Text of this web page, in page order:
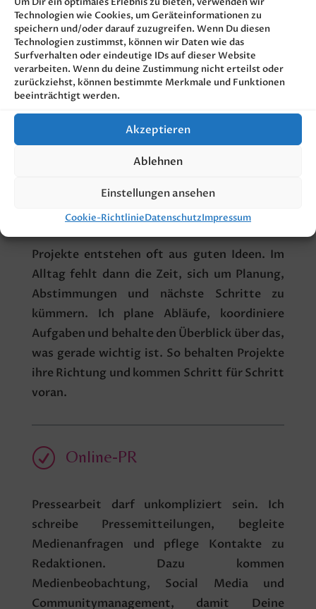
Technologien wie Cookies, um Geräteinformationen zu
speichern und/oder darauf zuzugreifen. Wenn Du diesen
Technologien zustimmst, können wir Daten wie das
Surfverhalten oder eindeutige IDs auf dieser Website
verarbeiten. Wenn du deine Zustimmung nicht erteilst oder
zurückziehst, können bestimmte Merkmale und Funktionen
beeinträchtigt werden.
Akzeptieren
Ablehnen
Einstellungen ansehen
Cookie-RichtlinieDatenschutzImpressum
Tisch liegen.
ÜBER MICH
Projektkoordination
Projekte entstehen oft aus guten Ideen. Im
Alltag fehlt dann die Zeit, sich um Planung,
Abstimmungen und nächste Schritte zu
kümmern. Ich plane Abläufe, koordiniere
Aufgaben und behalte den Überblick über das,
was gerade wichtig ist. So behalten Projekte
ihre Richtung und kommen Schritt für Schritt
voran.
R Online-PR
Pressearbeit darf unkompliziert sein. Ich
schreibe Pressemitteilungen, begleite
Medienanfragen und pflege Kontakte zu
Redaktionen. Dazu kommen
Medienbeobachtung, Social Media und
Communitymanagement, damit Deine